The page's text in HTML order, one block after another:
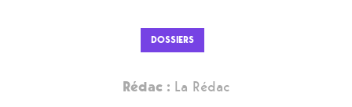
Interviews
Sorties
DOSSIERS
Rédac : La Rédac